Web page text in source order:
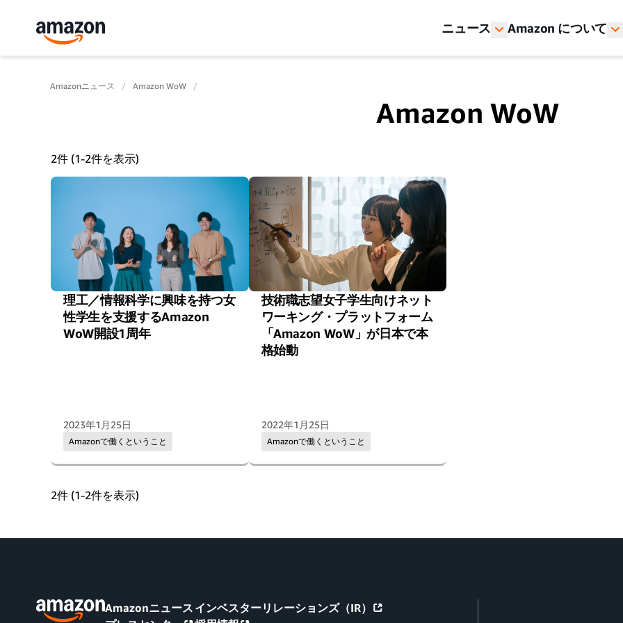
ニュース Amazon について
Amazonニュース Amazon WoW
Amazon WoW
2件 (1-2件を表示)
理工／情報科学に興味を持つ女
性学生を支援するAmazon
WoW開設1周年
Amazonで働くということ
2023年1月25日
技術職志望女子学生向けネット
ワーキング・プラットフォーム
「Amazon WoW」が日本で本
格始動
Amazonで働くということ
2022年1月25日
2件 (1-2件を表示)
Amazonニュース インベスターリレーションズ（IR）